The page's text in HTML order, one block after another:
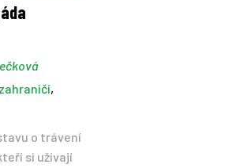
,
o trávení
si užívají